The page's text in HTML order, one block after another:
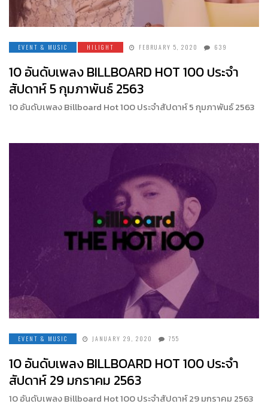
EVENT & MUSIC HILIGHT FEBRUARY 5, 2020 639
10 อันดับเพลง BILLBOARD HOT 100 ประจำ
สัปดาห์ 5 กุมภาพันธ์ 2563
10 อันดับเพลง Billboard Hot 100 ประจำสัปดาห์ 5 กุมภาพันธ์ 2563
EVENT & MUSIC JANUARY 29, 2020 755
10 อันดับเพลง BILLBOARD HOT 100 ประจำ
สัปดาห์ 29 มกราคม 2563
10 อันดับเพลง Billboard Hot 100 ประจำสัปดาห์ 29 มกราคม 2563